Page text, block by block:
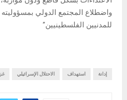
واضطلاع المجتمع الدولي بمسؤوليته
للمدنيين الفلسطينيين”
إدانة استهداف الاحتلال الإسرائيلي